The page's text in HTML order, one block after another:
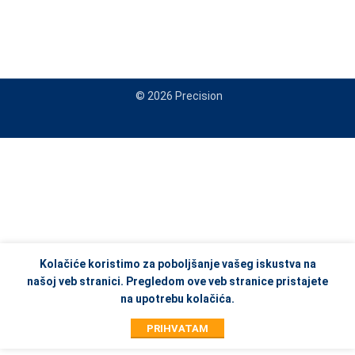
© 2026 Precision
Kolačiće koristimo za poboljšanje vašeg iskustva na
našoj veb stranici. Pregledom ove veb stranice pristajete
na upotrebu kolačića.
PRIHVATAM